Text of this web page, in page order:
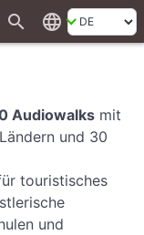
search language
Audiowalks mit
und 30
touristisches
und